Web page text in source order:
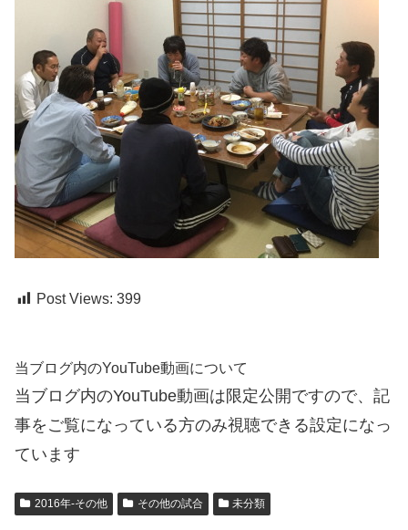
Post Views: 399
当ブログ内のYouTube動画について
当ブログ内のYouTube動画は限定公開ですので、記
事をご覧になっている方のみ視聴できる設定になっ
ています
2016年-その他 その他の試合 未分類